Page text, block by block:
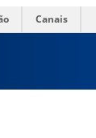
Canais